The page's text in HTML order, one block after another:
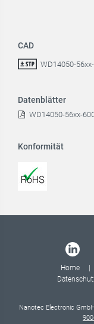
CAD
WD14050-
Datenblätter
WD14050-56xx-
Konformität
Home
Nanotec Electronic